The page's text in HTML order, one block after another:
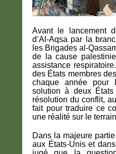
Avant le lancement
d’Al-Aqsa par la
les Brigades al-
de la cause
assistance
des États membres
chaque année
solution à deux
résolution du conflit,
fait pour traduire ce
une réalité sur le
Dans la majeure
aux États-Unis et